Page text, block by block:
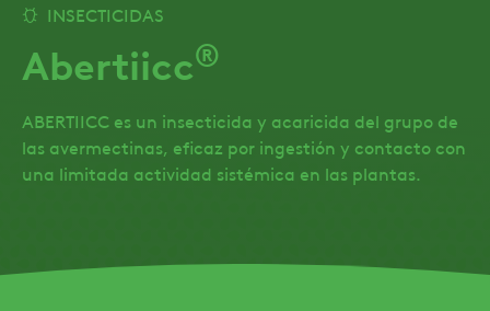
INSECTICIDAS
Abertiicc®
ABERTIICC es un insecticida y acaricida del grupo de
las avermectinas, eficaz por ingestión y contacto con
una limitada actividad sistémica en las plantas.